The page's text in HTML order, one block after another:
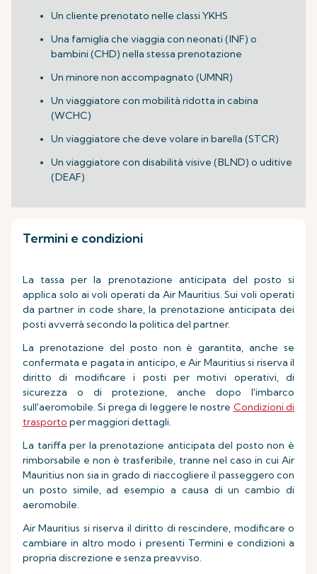
Un cliente prenotato nelle classi YKHS
Una famiglia che viaggia con neonati (INF) o
bambini (CHD) nella stessa prenotazione
Un minore non accompagnato (UMNR)
Un viaggiatore con mobilità ridotta in cabina
(WCHC)
Un viaggiatore che deve volare in barella (STCR)
Un viaggiatore con disabilità visive (BLND) o uditive
(DEAF)
Termini e condizioni
La tassa per la prenotazione anticipata del posto si
applica solo ai voli operati da Air Mauritius. Sui voli operati
da partner in code share, la prenotazione anticipata dei
posti avverrà secondo la politica del partner.
La prenotazione del posto non è garantita, anche se
confermata e pagata in anticipo, e Air Mauritius si riserva il
diritto di modificare i posti per motivi operativi, di
sicurezza o di protezione, anche dopo l'imbarco
sull'aeromobile. Si prega di leggere le nostre Condizioni di
trasporto per maggiori dettagli.
La tariffa per la prenotazione anticipata del posto non è
rimborsabile e non è trasferibile, tranne nel caso in cui Air
Mauritius non sia in grado di riaccogliere il passeggero con
un posto simile, ad esempio a causa di un cambio di
aeromobile.
Air Mauritius si riserva il diritto di rescindere, modificare o
cambiare in altro modo i presenti Termini e condizioni a
propria discrezione e senza preavviso.